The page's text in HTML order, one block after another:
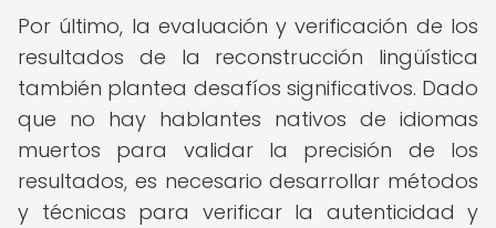
Por último, la evaluación y verificación de los
resultados de la reconstrucción lingüística
también plantea desafíos significativos. Dado
que no hay hablantes nativos de idiomas
muertos para validar la precisión de los
resultados, es necesario desarrollar métodos
y técnicas para verificar la autenticidad y